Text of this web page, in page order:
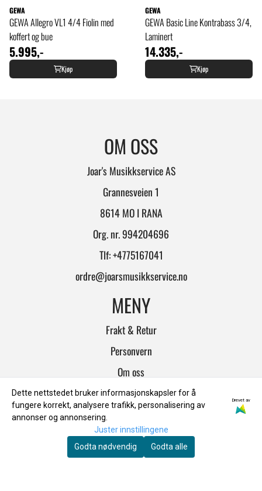
GEWA
GEWA Allegro VL1 4/4 Fiolin med
koffert og bue
5.995,-
Kjøp
GEWA
GEWA Basic Line Kontrabass 3/4,
Laminert
14.335,-
Kjøp
OM OSS
Joar's Musikkservice AS
Grannesveien 1
8614 MO I RANA
Org. nr. 994204696
Tlf:+4775167041
ordre@joarsmusikkservice.no
MENY
Frakt & Retur
Personvern
Om oss
Salgsbetingelser
INFO
Frakt & Retur
Dette nettstedet bruker informasjonskapsler for å
fungere korrekt, analysere trafikk, personalisering av
annonser og annonsering.
Drevet av
Juster innstillingene
Godta nødvendig
Godta alle